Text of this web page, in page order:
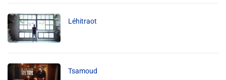
Ecrire à RCN
Liens utiles
Léhitraot
Tsamoud